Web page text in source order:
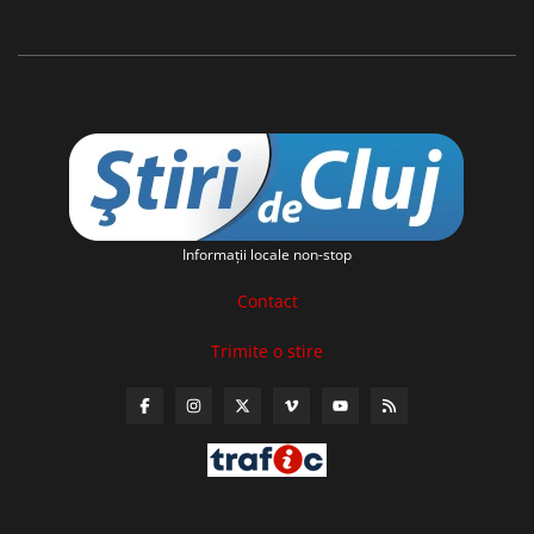
Informaţii locale non-stop
Contact
Trimite o stire